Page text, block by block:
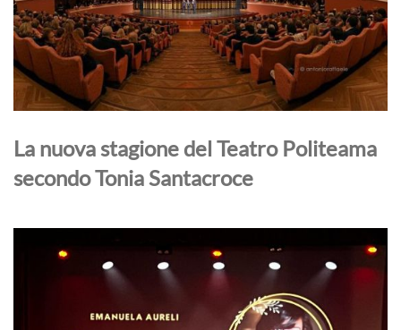
La nuova stagione del Teatro Politeama
secondo Tonia Santacroce